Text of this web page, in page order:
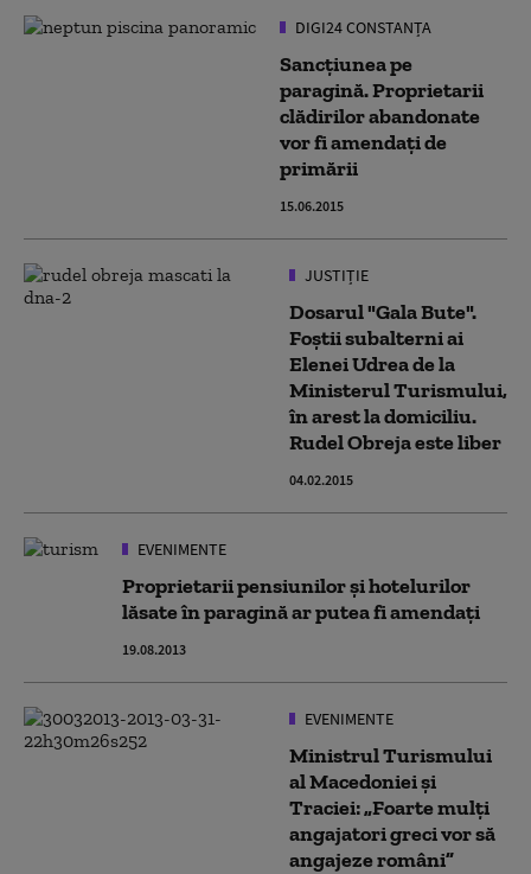
DIGI24 CONSTANȚA
Sancţiunea pe
paragină. Proprietarii
clădirilor abandonate
vor fi amendaţi de
primării
15.06.2015
JUSTIȚIE
Dosarul "Gala Bute".
Foştii subalterni ai
Elenei Udrea de la
Ministerul Turismului,
în arest la domiciliu.
Rudel Obreja este liber
04.02.2015
EVENIMENTE
Proprietarii pensiunilor și hotelurilor
lăsate în paragină ar putea fi amendați
19.08.2013
EVENIMENTE
Ministrul Turismului
al Macedoniei şi
Traciei: „Foarte mulţi
angajatori greci vor să
angajeze români”